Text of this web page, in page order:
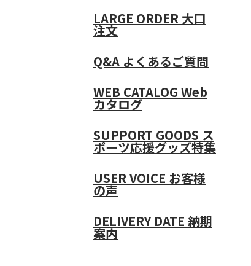
LARGE ORDER 大口
注文
Q&A よくあるご質問
WEB CATALOG Web
カタログ
SUPPORT GOODS ス
ポーツ応援グッズ特集
USER VOICE お客様
の声
DELIVERY DATE 納期
案内